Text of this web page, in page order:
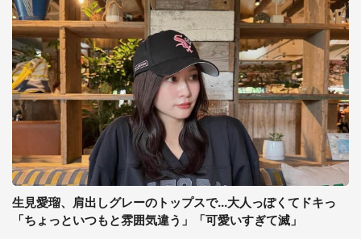
生見愛瑠、肩出しグレーのトップスで...大人っぽくてドキっ
「ちょっといつもと雰囲気違う」「可愛いすぎて滅」